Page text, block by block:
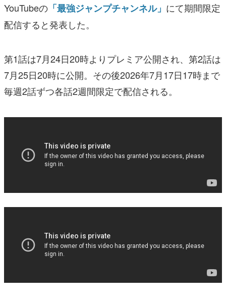
電ファミニコゲーマーとは？
運営：株式会社マレ
YouTubeの 「最強ジャンプチャンネル」 にて期間限定
配信すると発表した。
第1話は7月24日20時よりプレミア公開され、第2話は
7月25日20時に公開。その後2026年7月17日17時まで
毎週2話ずつ各話2週間限定で配信される。